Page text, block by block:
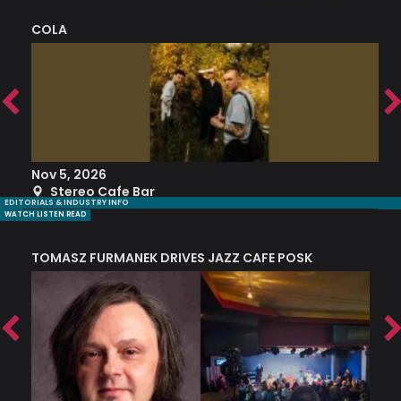
COLA
Nov 5, 2026
Stereo Cafe Bar
EDITORIALS & INDUSTRY INFO
WATCH LISTEN READ
TOMASZ FURMANEK DRIVES JAZZ CAFE POSK